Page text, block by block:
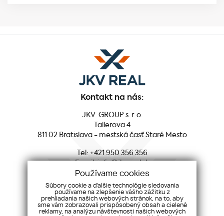
Kontakt na nás:
JKV GROUP s. r. o.
Tallerova 4
811 02 Bratislava - mestská časť Staré Mesto
Tel:+421 950 356 356
Sociálne siete:
Facebook
Youtube
Používame cookies
Súbory cookie a ďalšie technológie sledovania
používame na zlepšenie vášho zážitku z
prehliadania našich webových stránok, na to, aby
sme vám zobrazovali prispôsobený obsah a cielené
reklamy, na analýzu návštevnosti našich webových